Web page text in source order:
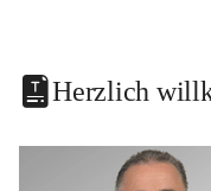
Herzlich